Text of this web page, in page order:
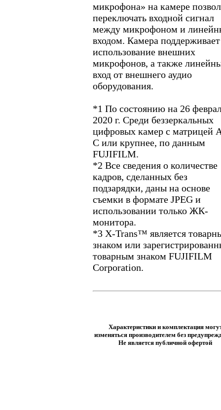
микрофона» на камере
переключать входной сигнал
между микрофоном и
входом. Камера поддерживает
использование внешних
микрофонов, а также
вход от внешнего аудио
оборудования.
*1 По состоянию на 26
2020 г. Среди беззеркальных
цифровых камер с матрицей
C или крупнее, по данным
FUJIFILM.
*2 Все сведения о количестве
кадров, сделанных без
подзарядки, даны на основе
съемки в формате JPEG и
использовании только ЖК-
монитора.
*3 X-Trans™ является
знаком или
товарным знаком FUJIFILM
Corporation.
Характеристики и комплектация
изменяться производителем без
Не является публичной офертой